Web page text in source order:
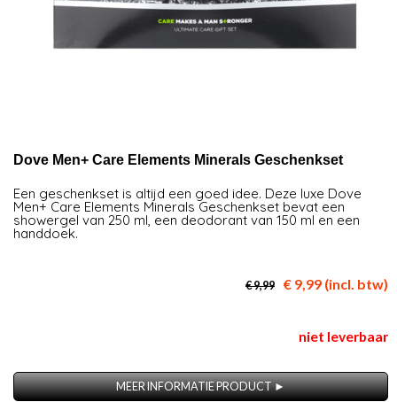
Dove Men+ Care Elements Minerals Geschenkset
Een geschenkset is altijd een goed idee. Deze luxe Dove
Men+ Care Elements Minerals Geschenkset bevat een
showergel van 250 ml, een deodorant van 150 ml en een
handdoek.
€ 9,99 € 9,99 (incl. btw)
niet leverbaar
MEER INFORMATIE PRODUCT ►